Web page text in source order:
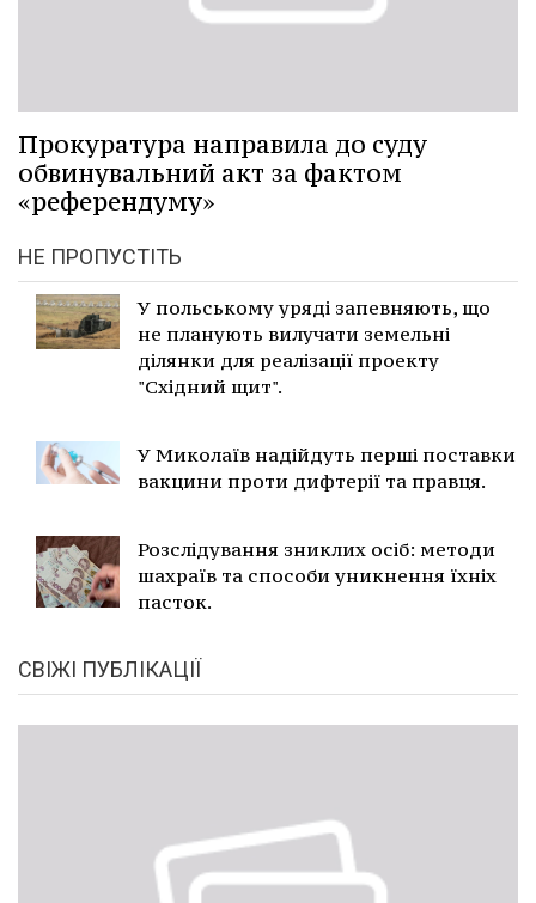
Прокуратура направила до суду
обвинувальний акт за фактом
«референдуму»
НЕ ПРОПУСТІТЬ
У польському уряді запевняють, що
не планують вилучати земельні
ділянки для реалізації проекту
"Східний щит".
У Миколаїв надійдуть перші поставки
вакцини проти дифтерії та правця.
Розслідування зниклих осіб: методи
шахраїв та способи уникнення їхніх
пасток.
СВІЖІ ПУБЛІКАЦІЇ